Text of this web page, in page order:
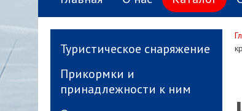
Туристическое снаряжение
Прикормки и
принадлежности к ним